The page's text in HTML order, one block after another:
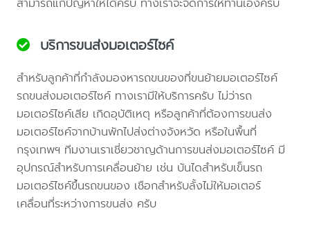
บริการขนส่งมอเตอร์ไซค์
สำหรับลูกค้าที่กำลังมองหารถขนของที่ขนย้ายมอเตอร์ไซค์
รถขนส่งมอเตอร์ไซค์ ทางเรามีให้บริการครับ ไม่ว่ารถ
มอเตอร์ไซค์เสีย เกิดอุบัติเหตุ หรือลูกค้าที่ต้องการขนส่ง
มอเตอร์ไซค์จากบ้านพักไปส่งต่างจังหวัด หรือในพื้นที่
กรุงเทพฯ ทีมงานเราเชี่ยวชาญด้านการขนส่งมอเตอร์ไซค์ มี
อุปกรณ์สำหรับการเคลื่อนย้าย เช่น บันไดสำหรับเข็นรถ
มอเตอร์ไซค์ขึ้นรถขนของ เชือกสำหรับลั้งไม่ให้มอเตอร์
เคลื่อนที่ระหว่างการขนส่ง ครับ